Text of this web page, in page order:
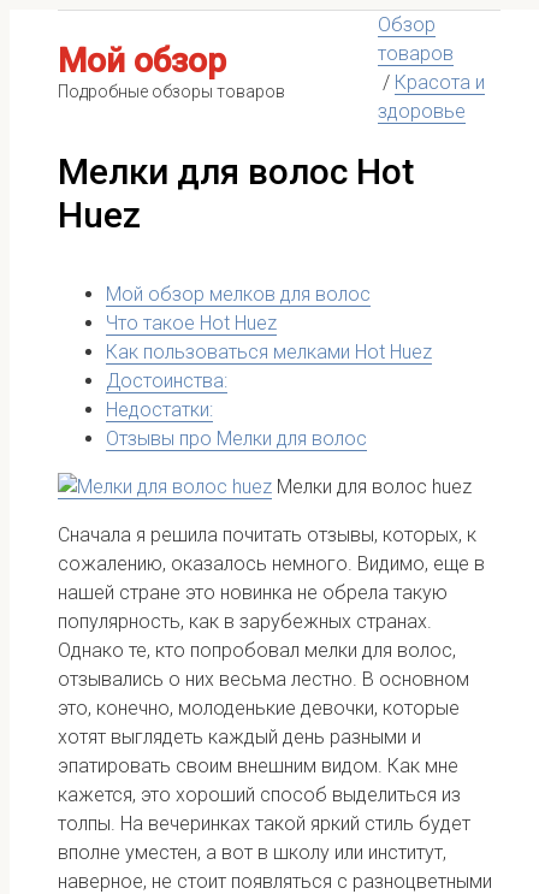
Мой обзор
Подробные обзоры товаров
Обзор
товаров
/ Красота и
здоровье
Мелки для волос Hot
Huez
Мой обзор мелков для волос
Что такое Hot Huez
Как пользоваться мелками Hot Huez
Достоинства:
Недостатки:
Отзывы про Мелки для волос
Мелки для волос huez
Сначала я решила почитать отзывы, которых, к
сожалению, оказалось немного. Видимо, еще в
нашей стране это новинка не обрела такую
популярность, как в зарубежных странах.
Однако те, кто попробовал мелки для волос,
отзывались о них весьма лестно. В основном
это, конечно, молоденькие девочки, которые
хотят выглядеть каждый день разными и
эпатировать своим внешним видом. Как мне
кажется, это хороший способ выделиться из
толпы. На вечеринках такой яркий стиль будет
вполне уместен, а вот в школу или институт,
наверное, не стоит появляться с разноцветными